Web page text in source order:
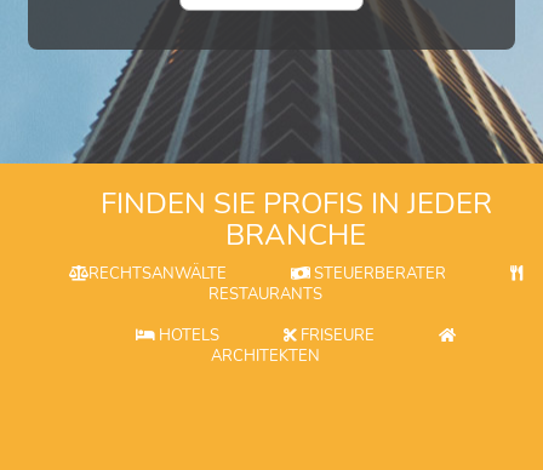
FINDEN SIE PROFIS IN JEDER
BRANCHE
RECHTSANWÄLTE
STEUERBERATER
RESTAURANTS
HOTELS
FRISEURE
ARCHITEKTEN